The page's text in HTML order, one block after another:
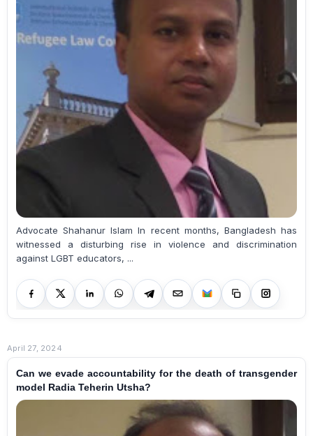
Advocate Shahanur Islam In recent months, Bangladesh has
witnessed a disturbing rise in violence and discrimination
against LGBT educators, ...
April 27, 2024
Can we evade accountability for the death of transgender
model Radia Teherin Utsha?